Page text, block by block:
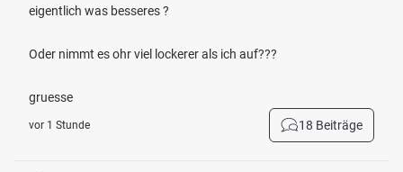
eigentlich was besseres ?
Oder nimmt es ohr viel lockerer als ich auf???
gruesse
vor 1 Stunde 18 Beiträge